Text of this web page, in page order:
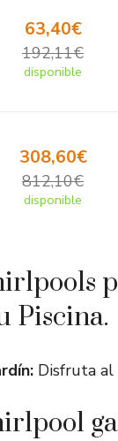
63,40€
192,11€
disponible
308,60€
812,10€
disponible
Piscina.
Disfruta al